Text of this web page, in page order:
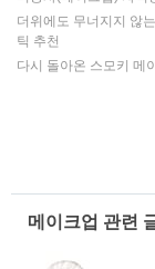
더위에도 무너지지 않
틱 추천
다시 돌아온 스모키 메
메이크업 관련